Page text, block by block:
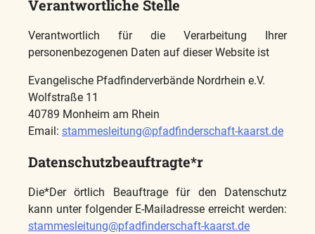
Verantwortliche Stelle
Verantwortlich für die Verarbeitung Ihrer
personenbezogenen Daten auf dieser Website ist
Evangelische Pfadfinderverbände Nordrhein e.V.
Wolfstraße 11
40789 Monheim am Rhein
Email: stammesleitung@pfadfinderschaft-kaarst.de
Datenschutzbeauftragte*r
Die*Der örtlich Beauftrage für den Datenschutz
kann unter folgender E-Mailadresse erreicht werden:
stammesleitung@pfadfinderschaft-kaarst.de